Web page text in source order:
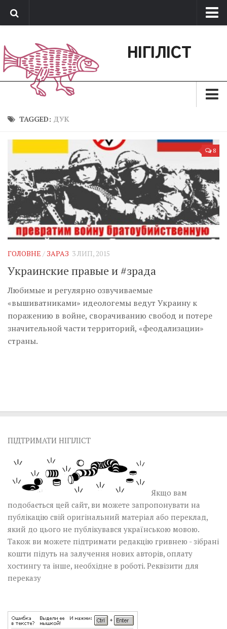
Обратная связь
Поддержать сайт
НІГІЛІСТ
Зараз
Позиція
Дії
Belles lettres
Агітатор
Музика революції
Цитати
Inter/antinational
TAGGED: ДУК
8
ГОЛОВНЕ / ЗАРАЗ 3 ЛИП, 2015
Украинские правые и #зрада
Любимые и регулярно озвучиваемые
«вышиватниками» идеологемы ведут Украину к
поражению в войне, сворачиванию свобод и потере
значительной части территорий, «феодализации»
страны.
ПІДТРИМАТИ НІГІЛІСТ
Якщо вам
подобається цей сайт, ви можете запропонувати на
публікацію свій оригінальний матеріал або переклад,
який до цього не публікувався українською мовою.
Також ви можете підтримати редакцію гривнею - зібрані
кошти підуть на залучення нових авторів, оплату
хостингу та інше, необхідне в роботі. Реквізити для
переказу